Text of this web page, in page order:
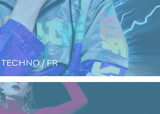
TECHNO / FR